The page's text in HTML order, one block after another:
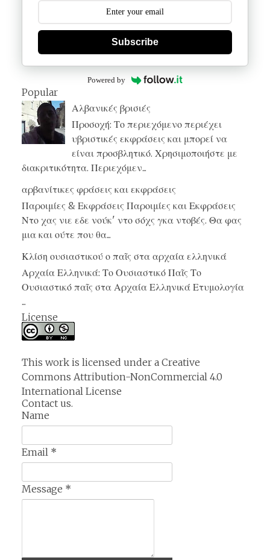
Subscribe
Powered by
Popular
Αλβανικές βρισιές
Προσοχή: Το περιεχόμενο περιέχει
υβριστικές εκφράσεις και μπορεί να
είναι προσβλητικό. Χρησιμοποιήστε με
διακριτικότητα. Περιεχόμεν...
αρβανίτικες φράσεις και εκφράσεις
Παροιμίες & Εκφράσεις Παροιμίες και Εκφράσεις
Ντο χας νιε εδε νούκ' ντο σόχς γκα ντοβές. Θα φας
μια και ούτε που θα...
Κλίση ουσιαστικού ο παῖς στα αρχαία ελληνικά
Αρχαία Ελληνικά: Το Ουσιαστικό Παῖς Το
Ουσιαστικό παῖς στα Αρχαία Ελληνικά Ετυμολογία
...
License
This work is licensed under a Creative
Commons Attribution-NonCommercial 4.0
International License
Contact us.
Name
Email *
Message *